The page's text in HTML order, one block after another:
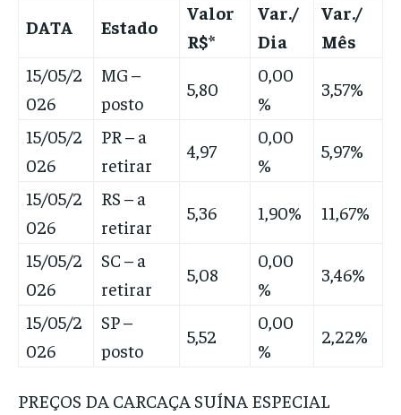
DATA Estado
Valor
R$*
Var./
Dia
Var./
Mês
15/05/2
026
MG –
posto
5,80
0,00
%
3,57%
15/05/2
026
PR – a
retirar
4,97
0,00
%
5,97%
15/05/2
026
RS – a
retirar
5,36 1,90% 11,67%
15/05/2
026
SC – a
retirar
5,08
0,00
%
3,46%
15/05/2
026
SP –
posto
5,52
0,00
%
2,22%
PREÇOS DA CARCAÇA SUÍNA ESPECIAL